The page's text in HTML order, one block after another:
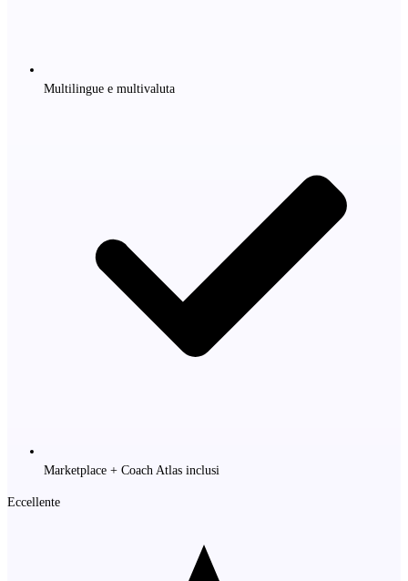
Multilingue e multivaluta
Marketplace + Coach Atlas inclusi
Eccellente